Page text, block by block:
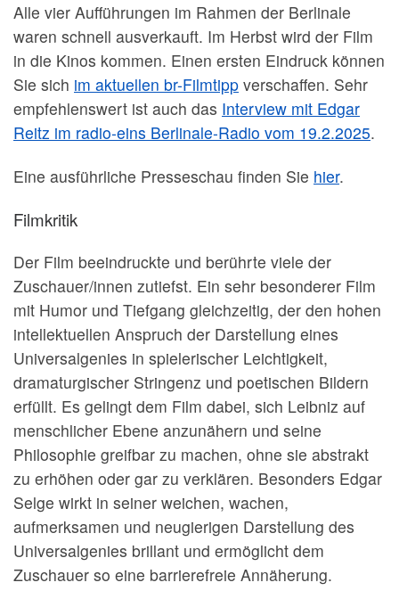
Alle vier Aufführungen im Rahmen der Berlinale
waren schnell ausverkauft. Im Herbst wird der Film
in die Kinos kommen. Einen ersten Eindruck können
Sie sich im aktuellen br-Filmtipp verschaffen. Sehr
empfehlenswert ist auch das Interview mit Edgar
Reitz im radio-eins Berlinale-Radio vom 19.2.2025.
Eine ausführliche Presseschau finden Sie hier.
Filmkritik
Der Film beeindruckte und berührte viele der
Zuschauer/innen zutiefst. Ein sehr besonderer Film
mit Humor und Tiefgang gleichzeitig, der den hohen
intellektuellen Anspruch der Darstellung eines
Universalgenies in spielerischer Leichtigkeit,
dramaturgischer Stringenz und poetischen Bildern
erfüllt. Es gelingt dem Film dabei, sich Leibniz auf
menschlicher Ebene anzunähern und seine
Philosophie greifbar zu machen, ohne sie abstrakt
zu erhöhen oder gar zu verklären. Besonders Edgar
Selge wirkt in seiner weichen, wachen,
aufmerksamen und neugierigen Darstellung des
Universalgenies brillant und ermöglicht dem
Zuschauer so eine barrierefreie Annäherung.